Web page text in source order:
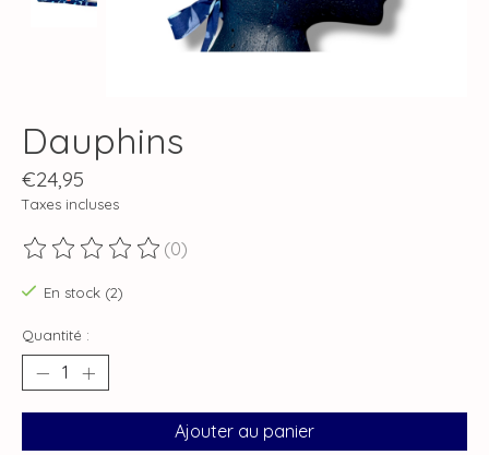
Dauphins
€24,95
Taxes incluses
Ce produit est évalué à
(0)
En stock (2)
Quantité :
Ajouter au panier